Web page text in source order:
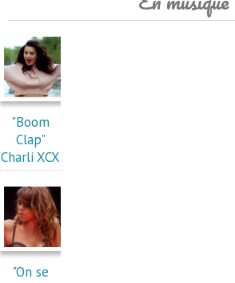
"Boom
Clap"
Charli XCX
"On se